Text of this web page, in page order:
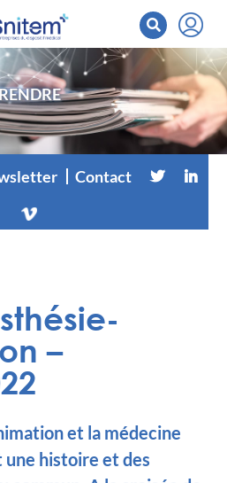
d’outils
Contact
–
et la médecine
histoire et des